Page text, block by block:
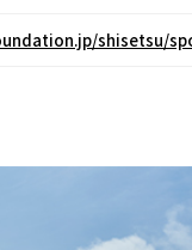
shisetsu/